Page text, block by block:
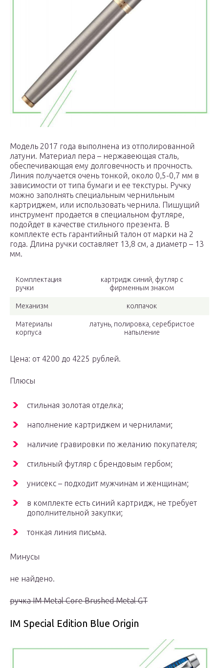
Модель 2017 года выполнена из отполированной
латуни. Материал пера – нержавеющая сталь,
обеспечивающая ему долговечность и прочность.
Линия получается очень тонкой, около 0,5-0,7 мм в
зависимости от типа бумаги и ее текстуры. Ручку
можно заполнять специальным чернильным
картриджем, или использовать чернила. Пишущий
инструмент продается в специальном футляре,
подойдет в качестве стильного презента. В
комплекте есть гарантийный талон от марки на 2
года. Длина ручки составляет 13,8 см, а диаметр – 13
мм.
Комплектация
ручки
картридж синий, футляр с
фирменным знаком
Механизм колпачок
Материалы
корпуса
латунь, полировка, серебристое
напыление
Цена: от 4200 до 4225 рублей.
Плюсы
стильная золотая отделка;
наполнение картриджем и чернилами;
наличие гравировки по желанию покупателя;
стильный футляр с брендовым гербом;
унисекс – подходит мужчинам и женщинам;
в комплекте есть синий картридж, не требует
дополнительной закупки;
тонкая линия письма.
Минусы
не найдено.
ручка IM Metal Core Brushed Metal GT
IM Special Edition Blue Origin